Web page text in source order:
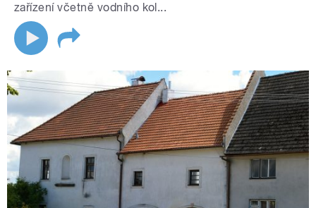
zařízení včetně vodního kol...